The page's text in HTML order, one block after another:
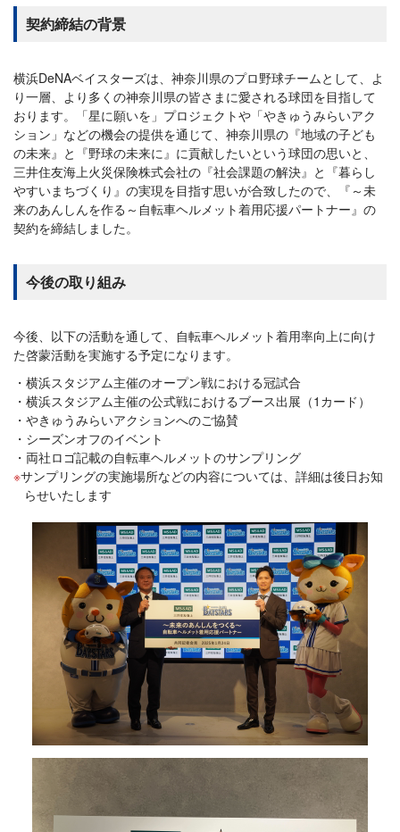
契約締結の背景
横浜DeNAベイスターズは、神奈川県のプロ野球チームとして、よ
り一層、より多くの神奈川県の皆さまに愛される球団を目指して
おります。「星に願いを」プロジェクトや「やきゅうみらいアク
ション」などの機会の提供を通じて、神奈川県の『地域の子ども
の未来』と『野球の未来に』に貢献したいという球団の思いと、
三井住友海上火災保険株式会社の『社会課題の解決』と『暮らし
やすいまちづくり』の実現を目指す思いが合致したので、『～未
来のあんしんを作る～自転車ヘルメット着用応援パートナー』の
契約を締結しました。
今後の取り組み
今後、以下の活動を通して、自転車ヘルメット着用率向上に向け
た啓蒙活動を実施する予定になります。
横浜スタジアム主催のオープン戦における冠試合
横浜スタジアム主催の公式戦におけるブース出展（1カード）
やきゅうみらいアクションへのご協賛
シーズンオフのイベント
両社ロゴ記載の自転車ヘルメットのサンプリング
サンプリングの実施場所などの内容については、詳細は後日お知
らせいたします